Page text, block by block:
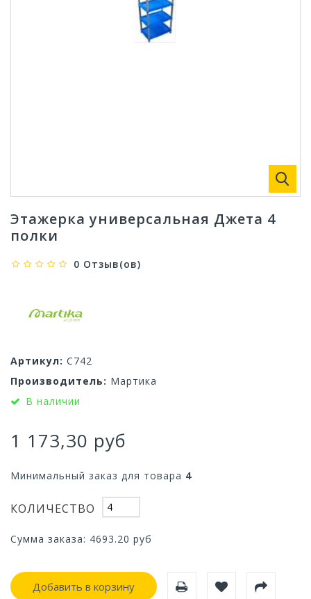
Этажерка универсальная Джета 4
полки
0 Отзыв(ов)
Артикул: С742
Производитель: Мартика
В наличии
1 173,30 руб
Минимальный заказ для товара 4
КОЛИЧЕСТВО
Сумма заказа: 4693.20 руб
Добавить в корзину